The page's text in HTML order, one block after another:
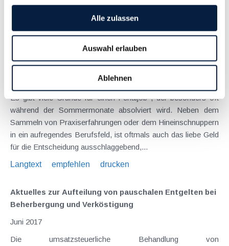
Alle zulassen
Auswahl erlauben
Ablehnen
Antrag stellen. Die...
drucken
Der Sommer naht - was es bei Ferialjobs zu beachten
gilt
Es gibt viele Gründe für einen Ferialjob , der besonders oft
während der Sommermonate absolviert wird. Neben dem
Sammeln von Praxiserfahrungen oder dem Hineinschnuppern
in ein aufregendes Berufsfeld, ist oftmals auch das liebe Geld
für die Entscheidung ausschlaggebend,...
Langtext
empfehlen drucken
Aktuelles zur Aufteilung von pauschalen Entgelten bei
Beherbergung und Verköstigung
Juni 2017
Die umsatzsteuerliche Behandlung von